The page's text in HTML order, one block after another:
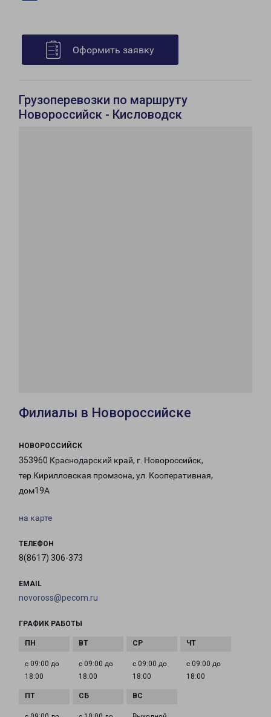
Оформить заявку
Грузоперевозки по маршруту
Новороссийск - Кисловодск
Филиалы в Новороссийске
НОВОРОССИЙСК
353960 Краснодарский край, г. Новороссийск,
тер.Кирилловская промзона, ул. Кооперативная,
дом19А
на карте
ТЕЛЕФОН
8(8617) 306-373
EMAIL
novoross@pecom.ru
ГРАФИК РАБОТЫ
с 09:00 до
18:00
с 09:00 до
18:00
с 09:00 до
18:00
с 09:00 до
18:00